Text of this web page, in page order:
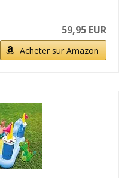
59,95 EUR
Acheter sur Amazon